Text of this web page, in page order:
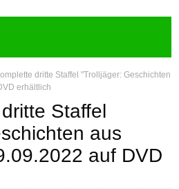
dritte Staffel "Trolljäger: Geschichten
erhältlich
Staffel
aus
auf DVD